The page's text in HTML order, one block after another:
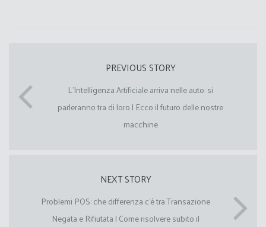
PREVIOUS STORY
L’Intelligenza Artificiale arriva nelle auto: si
parleranno tra di loro | Ecco il futuro delle nostre
macchine
NEXT STORY
Problemi POS: che differenza c’è tra Transazione
Negata e Rifiutata | Come risolvere subito il